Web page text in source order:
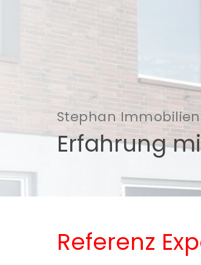
Stephan
Erfahrung
Referenz